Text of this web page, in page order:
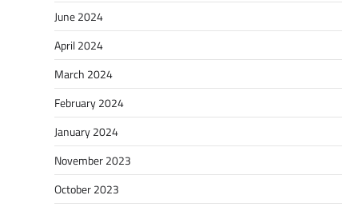
June 2024
April 2024
March 2024
February 2024
January 2024
November 2023
October 2023